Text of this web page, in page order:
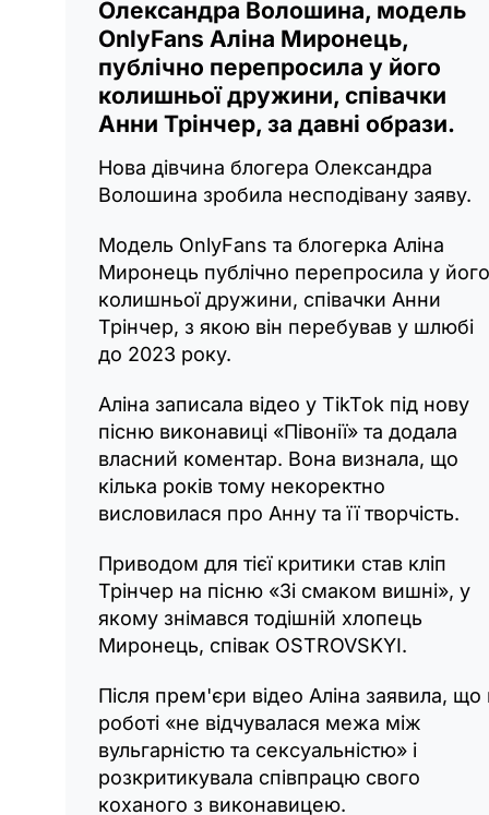
Олександра Волошина, модель
OnlyFans Аліна Миронець,
публічно перепросила у його
колишньої дружини, співачки
Анни Трінчер, за давні образи.
Нова дівчина блогера Олександра
Волошина зробила несподівану заяву.
Модель OnlyFans та блогерка Аліна
Миронець публічно перепросила у його
колишньої дружини, співачки Анни
Трінчер, з якою він перебував у шлюбі
до 2023 року.
Аліна записала відео у TikTok під нову
пісню виконавиці «Півонії» та додала
власний коментар. Вона визнала, що
кілька років тому некоректно
висловилася про Анну та її творчість.
Приводом для тієї критики став кліп
Трінчер на пісню «Зі смаком вишні», у
якому знімався тодішній хлопець
Миронець, співак OSTROVSKYI.
Після прем'єри відео Аліна заявила, що
роботі «не відчувалася межа між
вульгарністю та сексуальністю» і
розкритикувала співпрацю свого
коханого з виконавицею.